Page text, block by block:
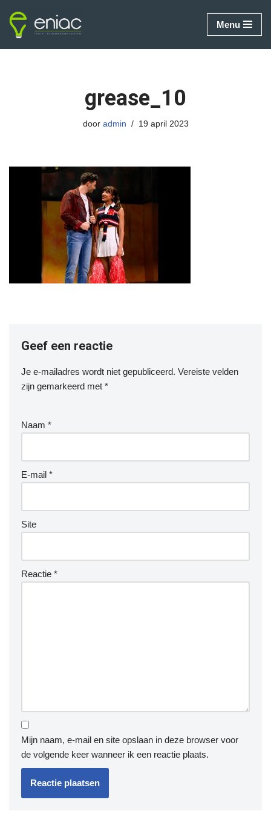
Ga
naar
Menu
grease_10
door admin 19 april 2023
Geef een reactie
Je e-mailadres wordt niet gepubliceerd. Vereiste velden
zijn gemarkeerd met *
Naam *
E-mail *
Site
Reactie *
Mijn naam, e-mail en site opslaan in deze browser voor
de volgende keer wanneer ik een reactie plaats.